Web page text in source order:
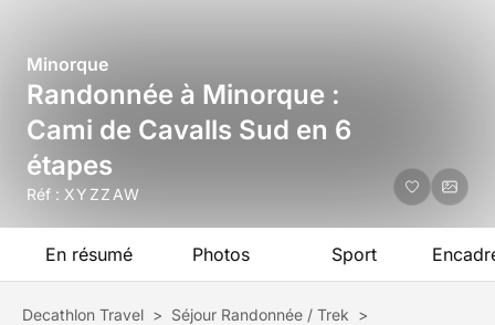
Minorque
Randonnée à Minorque :
Cami de Cavalls Sud en 6
étapes
Réf : XYZZAW
En résumé Photos Sport
Decathlon Travel > Séjour Randonnée / Trek >